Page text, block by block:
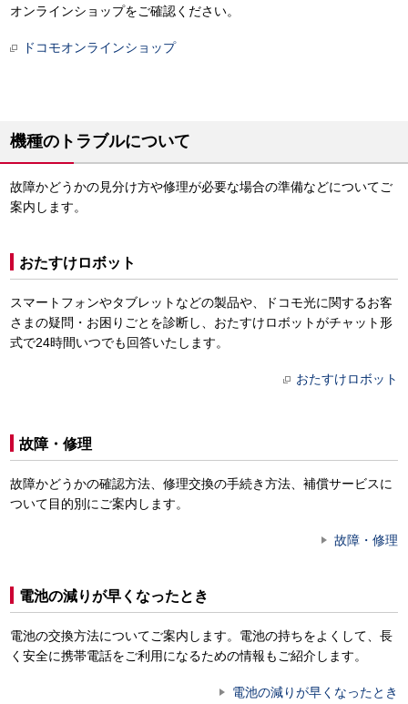
オンラインショップをご確認ください。
ドコモオンラインショップ
機種のトラブルについて
故障かどうかの見分け方や修理が必要な場合の準備などについてご
案内します。
おたすけロボット
スマートフォンやタブレットなどの製品や、ドコモ光に関するお客
さまの疑問・お困りごとを診断し、おたすけロボットがチャット形
式で24時間いつでも回答いたします。
おたすけロボット
故障・修理
故障かどうかの確認方法、修理交換の手続き方法、補償サービスに
ついて目的別にご案内します。
故障・修理
電池の減りが早くなったとき
電池の交換方法についてご案内します。電池の持ちをよくして、長
く安全に携帯電話をご利用になるための情報もご紹介します。
電池の減りが早くなったとき